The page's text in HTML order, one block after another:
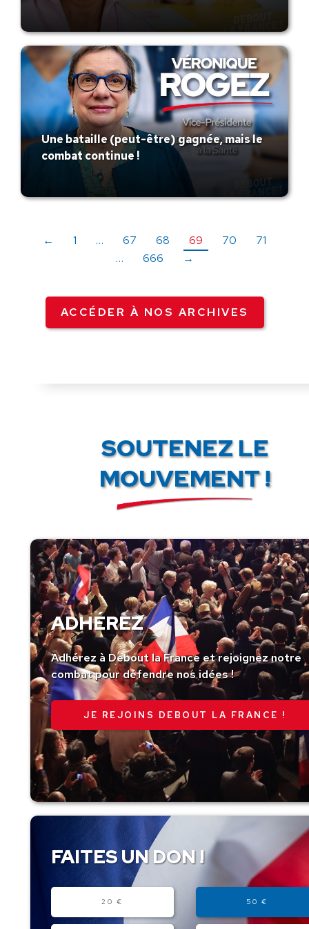
Une bataille (peut-être) gagnée, mais le
combat continue !
← 1 … 67 68 69 70
71
…
666 →
ACCÉDER À NOS ARCHIVES
SOUTENEZ LE
MOUVEMENT !
ADHÉREZ
Adhérez à Debout la France et rejoignez notre
combat pour défendre nos idées !
JE REJOINS DEBOUT LA FRANCE !
FAITES UN DON !
20 € 50 €